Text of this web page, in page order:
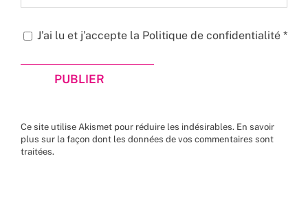
J’ai lu et j’accepte la Politique de confidentialité *
Ce site utilise Akismet pour réduire les indésirables. En savoir
plus sur la façon dont les données de vos commentaires sont
traitées.